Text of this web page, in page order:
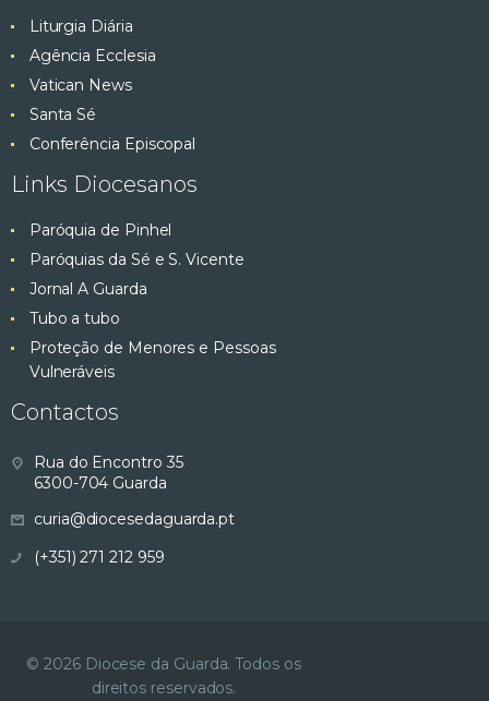
Liturgia Diária
Agência Ecclesia
Vatican News
Santa Sé
Conferência Episcopal
Links Diocesanos
Paróquia de Pinhel
Paróquias da Sé e S. Vicente
Jornal A Guarda
Tubo a tubo
Proteção de Menores e Pessoas
Vulneráveis
Contactos
Rua do Encontro 35
6300-704 Guarda
curia@diocesedaguarda.pt
(+351) 271 212 959
© 2026 Diocese da Guarda. Todos os
direitos reservados.